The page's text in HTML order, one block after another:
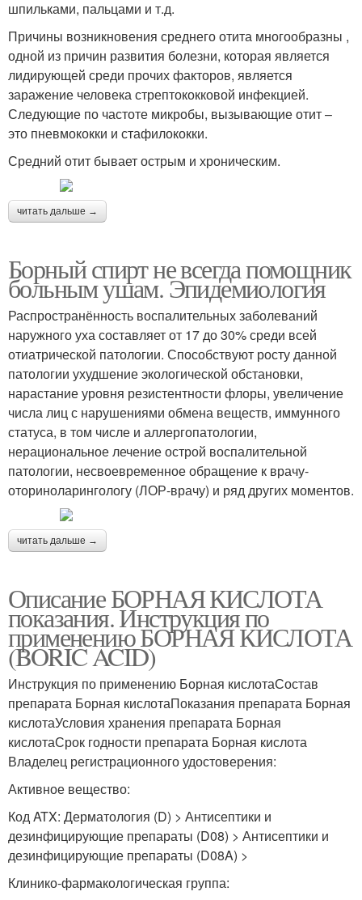
шпильками, пальцами и т.д.
Причины возникновения среднего отита многообразны ,
одной из причин развития болезни, которая является
лидирующей среди прочих факторов, является
заражение человека стрептококковой инфекцией.
Следующие по частоте микробы, вызывающие отит –
это пневмококки и стафилококки.
Средний отит бывает острым и хроническим.
читать дальше →
Борный спирт не всегда помощник
больным ушам. Эпидемиология
Распространённость воспалительных заболеваний
наружного уха составляет от 17 до 30% среди всей
отиатрической патологии. Способствуют росту данной
патологии ухудшение экологической обстановки,
нарастание уровня резистентности флоры, увеличение
числа лиц с нарушениями обмена веществ, иммунного
статуса, в том числе и аллергопатологии,
нерациональное лечение острой воспалительной
патологии, несвоевременное обращение к врачу-
оториноларингологу (ЛОР-врачу) и ряд других моментов.
читать дальше →
Описание БОРНАЯ КИСЛОТА
показания. Инструкция по
применению БОРНАЯ КИСЛОТА
(BORIC ACID)
Инструкция по применению Борная кислотаСостав
препарата Борная кислотаПоказания препарата Борная
кислотаУсловия хранения препарата Борная
кислотаСрок годности препарата Борная кислота
Владелец регистрационного удостоверения:
Активное вещество:
Код ATX: Дерматология (D) > Антисептики и
дезинфицирующие препараты (D08) > Антисептики и
дезинфицирующие препараты (D08A) >
Клинико-фармакологическая группа: